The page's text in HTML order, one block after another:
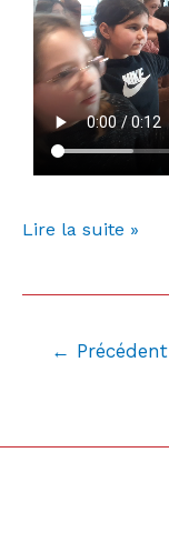
Lire la suite »
← Précédent